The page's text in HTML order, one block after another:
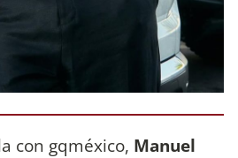
con gqméxico, Manuel